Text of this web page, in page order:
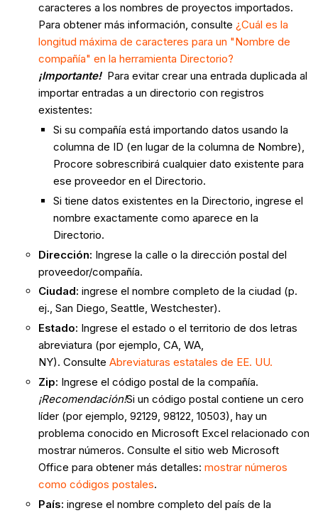
caracteres a los nombres de proyectos importados.
Para obtener más información, consulte ¿Cuál es la
longitud máxima de caracteres para un "Nombre de
compañía" en la herramienta Directorio?
¡Importante! Para evitar crear una entrada duplicada al
importar entradas a un directorio con registros
existentes:
Si su compañía está importando datos usando la
columna de ID (en lugar de la columna de Nombre),
Procore sobrescribirá cualquier dato existente para
ese proveedor en el Directorio.
Si tiene datos existentes en la Directorio, ingrese el
nombre exactamente como aparece en la
Directorio.
Dirección: Ingrese la calle o la dirección postal del
proveedor/compañía.
Ciudad: ingrese el nombre completo de la ciudad (p.
ej., San Diego, Seattle, Westchester).
Estado: Ingrese el estado o el territorio de dos letras
abreviatura (por ejemplo, CA, WA,
NY). Consulte Abreviaturas estatales de EE. UU.
Zip: Ingrese el código postal de la compañía.
¡Recomendación!Si un código postal contiene un cero
líder (por ejemplo, 92129, 98122, 10503), hay un
problema conocido en Microsoft Excel relacionado con
mostrar números. Consulte el sitio web Microsoft
Office para obtener más detalles: mostrar números
como códigos postales.
País: ingrese el nombre completo del país de la